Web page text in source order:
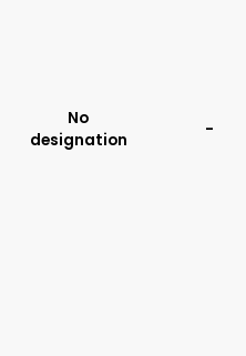
No
designation
-